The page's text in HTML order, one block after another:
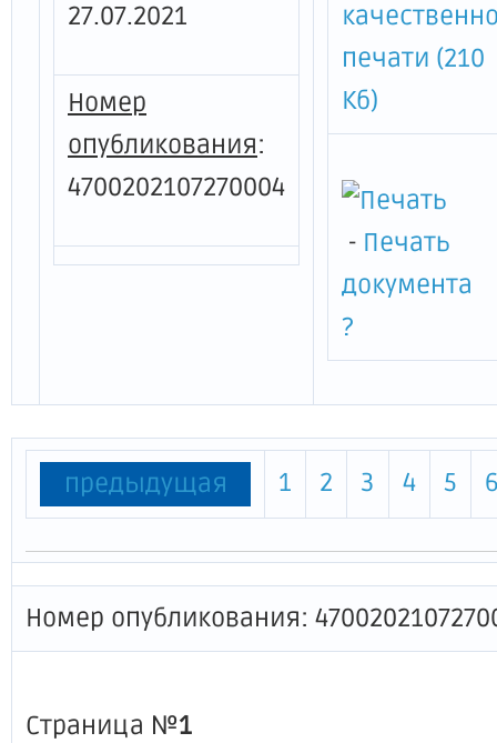
27.07.2021
Номер
опубликования:
4700202107270004
печати (210
Кб)
- Печать
документа
?
предыдущая 1 2 3 4 5
Номер опубликования:
Страница №1